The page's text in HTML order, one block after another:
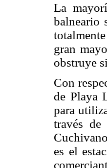
La
balneario
gran
obstruye
Con
de Playa
para
través de
es el